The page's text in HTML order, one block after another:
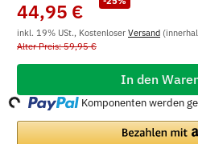
44,95 €
inkl. 19% USt., Kostenloser Versand
Alter Preis: 59,95 €
In den
Komponenten werden